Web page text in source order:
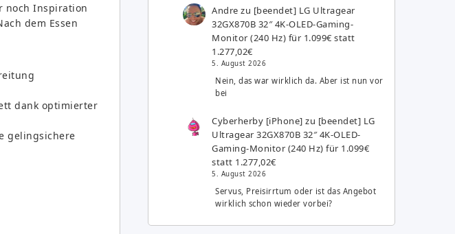
noch Inspiration
dem Essen
dank optimierter
gelingsichere
Andre zu [beendet] LG Ultragear
32GX870B 32″ 4K-OLED-Gaming-
Monitor (240 Hz) für 1.099€ statt
1.277,02€
5. August 2026
Nein, das war wirklich da. Aber ist nun vor
bei
Cyberherby [iPhone] zu [beendet] LG
Ultragear 32GX870B 32″ 4K-OLED-
Gaming-Monitor (240 Hz) für 1.099€
statt 1.277,02€
5. August 2026
Servus, Preisirrtum oder ist das Angebot
wirklich schon wieder vorbei?